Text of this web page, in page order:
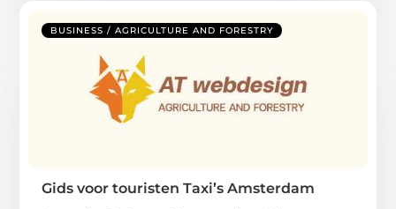
BUSINESS / AGRICULTURE AND FORESTRY
Gids voor touristen Taxi’s Amsterdam